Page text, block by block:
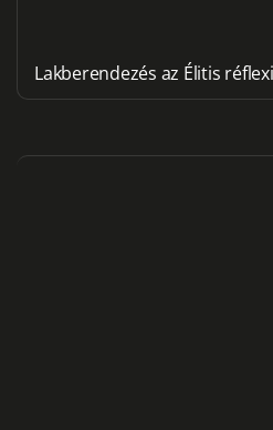
Lakberendezés az Élitis